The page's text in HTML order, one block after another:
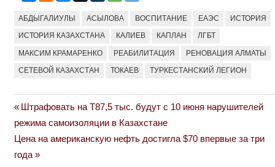
АБДЫГАЛИУЛЫ АСЫЛОВА ВОСПИТАНИЕ ЕАЭС ИСТОРИЯ
ИСТОРИЯ КАЗАХСТАНА КАЛИЕВ КАПЛАН ЛГБТ
МАКСИМ КРАМАРЕНКО РЕАБИЛИТАЦИЯ РЕНОВАЦИЯ АЛМАТЫ
СЕТЕВОЙ КАЗАХСТАН ТОКАЕВ ТУРКЕСТАНСКИЙ ЛЕГИОН
Навигация
по
записям
Previous
Post:
Штрафовать на Т87,5 тыс. будут с 10 июня нарушителей
режима самоизоляции в Казахстане
Next
Post:
Цена на американскую нефть достигла $70 впервые за три
года